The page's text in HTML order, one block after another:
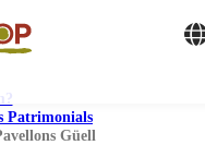
Patrimonials
Güell